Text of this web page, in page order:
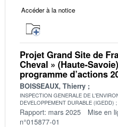
Accéder à la notice
Projet Grand Site de
Cheval » (Haute-
programme d’actions
BOISSEAUX, Thierry
INSPECTION GENERALE DE
DEVELOPPEMENT DURABLE (IGEDD)
Rapport: mars 2025 Mise en
n°015877-01